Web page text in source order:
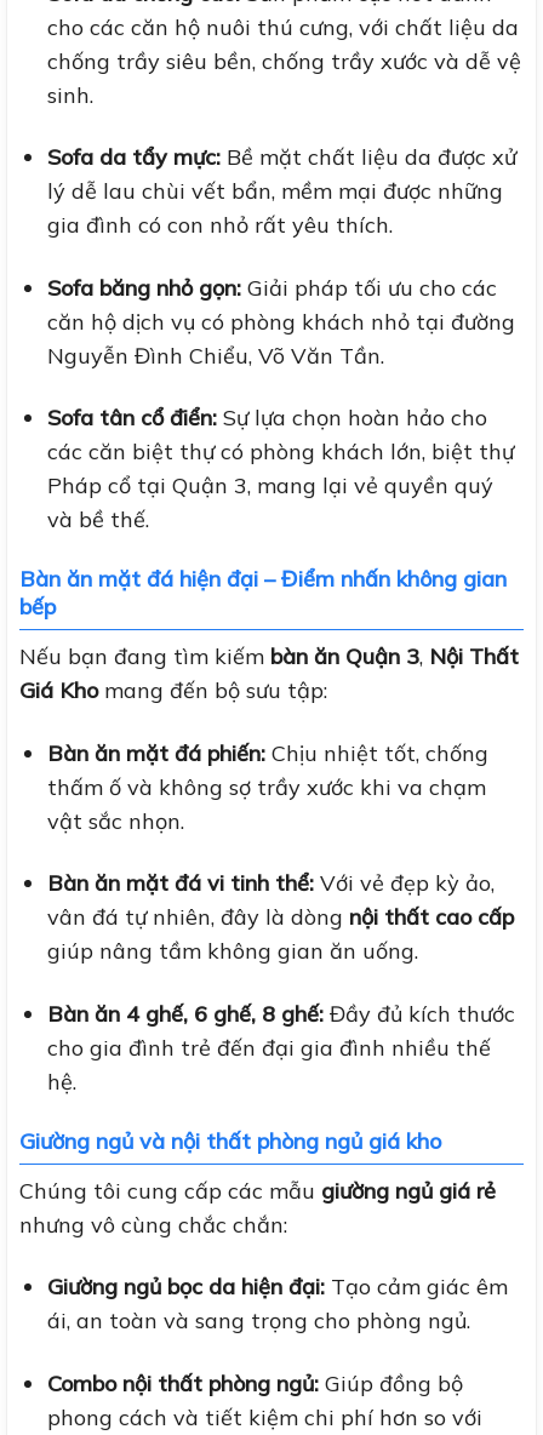
cho các căn hộ nuôi thú cưng, với chất liệu da
chống trầy siêu bền, chống trầy xước và dễ vệ
sinh.
Sofa da tẩy mực: Bề mặt chất liệu da được xử
lý dễ lau chùi vết bẩn, mềm mại được những
gia đình có con nhỏ rất yêu thích.
Sofa băng nhỏ gọn: Giải pháp tối ưu cho các
căn hộ dịch vụ có phòng khách nhỏ tại đường
Nguyễn Đình Chiểu, Võ Văn Tần.
Sofa tân cổ điển: Sự lựa chọn hoàn hảo cho
các căn biệt thự có phòng khách lớn, biệt thự
Pháp cổ tại Quận 3, mang lại vẻ quyền quý
và bề thế.
Bàn ăn mặt đá hiện đại – Điểm nhấn không gian
bếp
Nếu bạn đang tìm kiếm bàn ăn Quận 3, Nội Thất
Giá Khomang đến bộ sưu tập:
Bàn ăn mặt đá phiến: Chịu nhiệt tốt, chống
thấm ố và không sợ trầy xước khi va chạm
vật sắc nhọn.
Bàn ăn mặt đá vi tinh thể: Với vẻ đẹp kỳ ảo,
vân đá tự nhiên, đây là dòng nội thất cao cấp
giúp nâng tầm không gian ăn uống.
Bàn ăn 4 ghế, 6 ghế, 8 ghế: Đầy đủ kích thước
cho gia đình trẻ đến đại gia đình nhiều thế
hệ.
Giường ngủ và nội thất phòng ngủ giá kho
Chúng tôi cung cấp các mẫu giường ngủ giá rẻ
nhưng vô cùng chắc chắn:
Giường ngủ bọc da hiện đại: Tạo cảm giác êm
ái, an toàn và sang trọng cho phòng ngủ.
Combo nội thất phòng ngủ: Giúp đồng bộ
phong cách và tiết kiệm chi phí hơn so với